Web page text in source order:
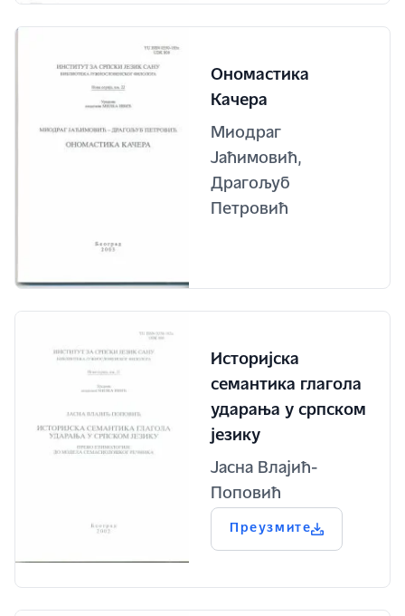
Ономастика
Качера
Миодраг
Јаћимовић,
Драгољуб
Петровић
Историјска
семантика глагола
ударања у српском
језику
Јасна Влајић-
Поповић
Преузмите